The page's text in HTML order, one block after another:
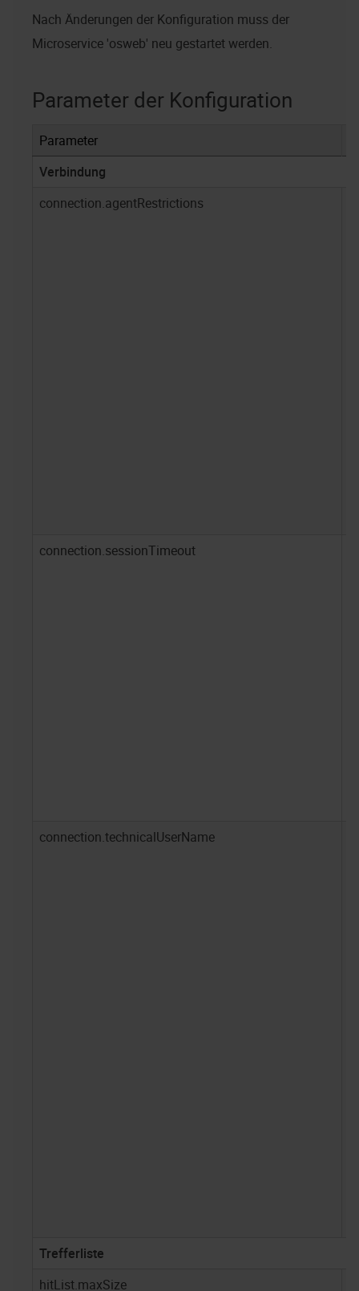
Nach Änderungen der Konfiguration muss der
Microservice 'osweb' neu gestartet werden.
Parameter der Konfiguration
Parameter
Verbindung
connection.agentRestrictions
connection.sessionTimeout
connection.technicalUserName
Trefferliste
hitList.maxSize